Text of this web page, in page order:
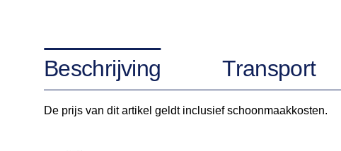
Beschrijving Transport
De prijs van dit artikel geldt inclusief schoonmaakkosten.